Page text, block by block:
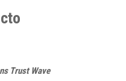
Trust Wave